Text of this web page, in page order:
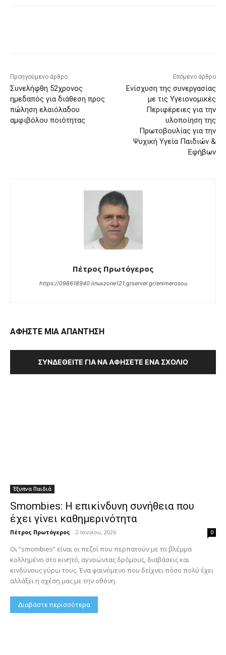
Προηγούμενο άρθρο
Συνελήφθη 52χρονος
ημεδαπός για διάθεση προς
πώληση ελαιόλαδου
αμφιβόλου ποιότητας
Επόμενο άρθρο
Ενίσχυση της συνεργασίας
με τις Υγειονομικές
Περιφέρειες για την
υλοποίηση της
Πρωτοβουλίας για την
Ψυχική Υγεία Παιδιών &
Εφήβων
Πέτρος Πρωτόγερος
https://098618940.linuxzone121.grserver.gr/enimerosou
ΑΦΗΣΤΕ ΜΙΑ ΑΠΑΝΤΗΣΗ
ΣΥΝΔΕΘΕΊΤΕ ΓΙΑ ΝΑ ΑΦΉΣΕΤΕ ΈΝΑ ΣΧΌΛΙΟ
Έξυπνα Παιδιά
Smombies: Η επικίνδυνη συνήθεια που
έχει γίνει καθημερινότητα
Πέτρος Πρωτόγερος - 2 Ιουνίου, 2026 0
Οι “smombies” είναι οι πεζοί που περπατούν με το βλέμμα
κολλημένο στο κινητό, αγνοώντας δρόμους, διαβάσεις και
κινδύνους γύρω τους. Ένα φαινόμενο που δείχνει πόσο πολύ έχει
αλλάξει η σχέση μας με την οθόνη.
Διαβάστε περισσότερα